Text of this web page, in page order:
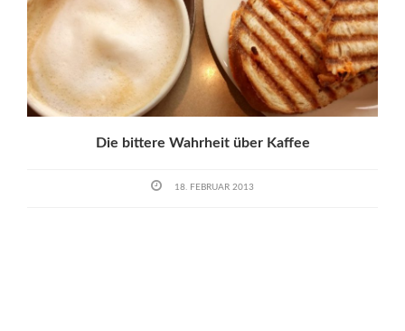
Die bittere Wahrheit über Kaffee
18. FEBRUAR 2013